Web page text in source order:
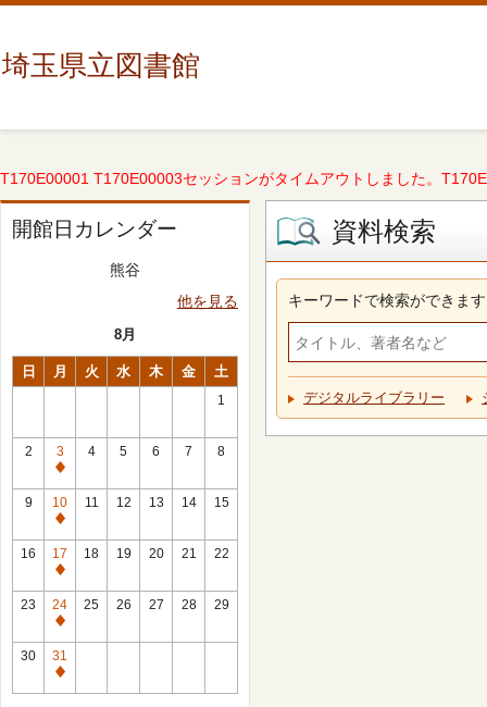
埼玉県立図書館
T170E00001 T170E00003セッションがタイムアウトしました。
開館日カレンダー
熊谷
他を見る
8月
日 月 火 水 木 金 土
1
2
3
休
館
日
4 5 6 7 8
9
10
休
館
日
11 12 13 14 15
16
17
休
館
日
18 19 20 21 22
23
24
休
館
日
25 26 27 28 29
30
31
休
資料検索
キーワードで検索ができます
デジタルライブラリー